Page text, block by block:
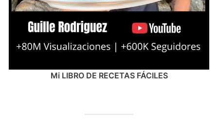
Mi LIBRO DE RECETAS FÁCILES